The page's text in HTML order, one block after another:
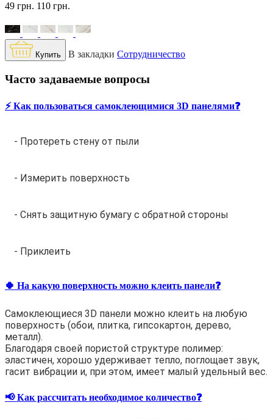
49 грн. 110 грн.
Купить В закладки Сотрудничество
Часто задаваемые вопросы
⚡️ Как пользоваться самоклеющимися 3D панелями❓
- Протереть стену от пыли
- Измерить поверхность
- Снять защитную бумагу с обратной стороны
- Приклеить
🍀 На какую поверхность можно клеить панели❓
Самоклеющиеся 3D панели можно клеить на любую
поверхность (обои, плитка, гипсокартон, дерево,
металл).
Благодаря своей пористой структуре полимер:
эластичен, хорошо удерживает тепло, поглощает звук,
гасит вибрации и, при этом, имеет малый удельный вес.
📢 Как рассчитать необходимое количество❓